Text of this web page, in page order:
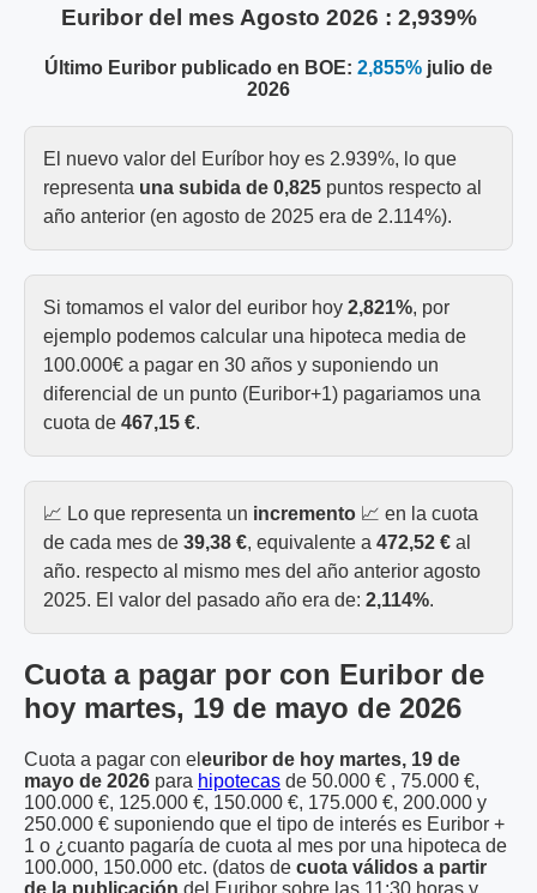
Euribor del mes Agosto 2026 : 2,939%
Último Euribor publicado en BOE: 2,855% julio de
2026
El nuevo valor del Euríbor hoy es 2.939%, lo que
representa una subida de 0,825 puntos respecto al
año anterior (en agosto de 2025 era de 2.114%).
Si tomamos el valor del euribor hoy 2,821%, por
ejemplo podemos calcular una hipoteca media de
100.000€ a pagar en 30 años y suponiendo un
diferencial de un punto (Euribor+1) pagariamos una
cuota de 467,15 €.
📈 Lo que representa un incremento 📈 en la cuota
de cada mes de 39,38 €, equivalente a 472,52 € al
año. respecto al mismo mes del año anterior agosto
2025. El valor del pasado año era de: 2,114%.
Cuota a pagar por con Euribor de
hoy martes, 19 de mayo de 2026
Cuota a pagar con el euribor de hoy martes, 19 de
mayo de 2026 para hipotecas de 50.000 € , 75.000 €,
100.000 €, 125.000 €, 150.000 €, 175.000 €, 200.000 y
250.000 € suponiendo que el tipo de interés es Euribor +
1 o ¿cuanto pagaría de cuota al mes por una hipoteca de
100.000, 150.000 etc. (datos de cuota válidos a partir
de la publicación del Euribor sobre las 11:30 horas y